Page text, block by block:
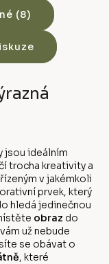
(8)
jsou ideálním
trocha kreativity a
v jakémkoli
prvek, který
hledá jedinečnou
obraz do
už nebude
se obávat o
, které